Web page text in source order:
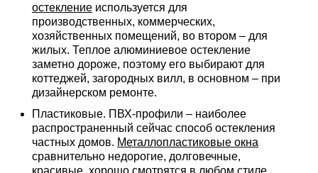
остекление используется для
производственных, коммерческих,
хозяйственных помещений, во втором – для
жилых. Теплое алюминиевое остекление
заметно дороже, поэтому его выбирают для
коттеджей, загородных вилл, в основном – при
дизайнерском ремонте.
Пластиковые. ПВХ-профили – наиболее
распространенный сейчас способ остекления
частных домов. Металлопластиковые окна
сравнительно недорогие, долговечные,
красивые, хорошо смотрятся в любом стиле,